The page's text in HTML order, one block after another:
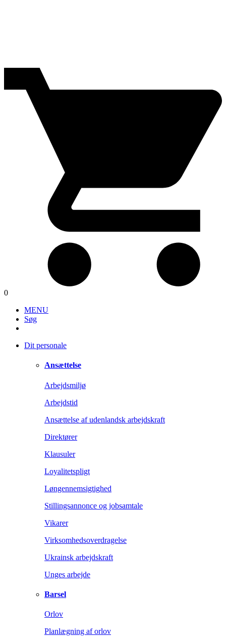
0
MENU
Søg
Dit personale
Ansættelse
Arbejdsmiljø
Arbejdstid
Ansættelse af udenlandsk arbejdskraft
Direktører
Klausuler
Loyalitetspligt
Løngennemsigtighed
Stillingsannonce og jobsamtale
Vikarer
Virksomhedsoverdragelse
Ukrainsk arbejdskraft
Unges arbejde
Barsel
Orlov
Planlægning af orlov